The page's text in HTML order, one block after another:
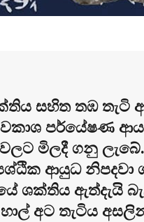
සහිත තඹ තැටි
පර්යේෂණ
මිලදී ගනු
ආයුධ නිපදවා
ශක්තිය ඇත්දැයි
අට තැටිය